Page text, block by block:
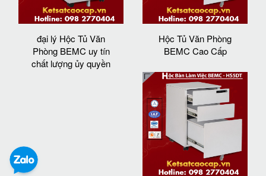
đại lý Hộc Tủ Văn
Phòng BEMC uy tín
chất lượng ủy quyền
Hộc Tủ Văn Phòng
BEMC Cao Cấp